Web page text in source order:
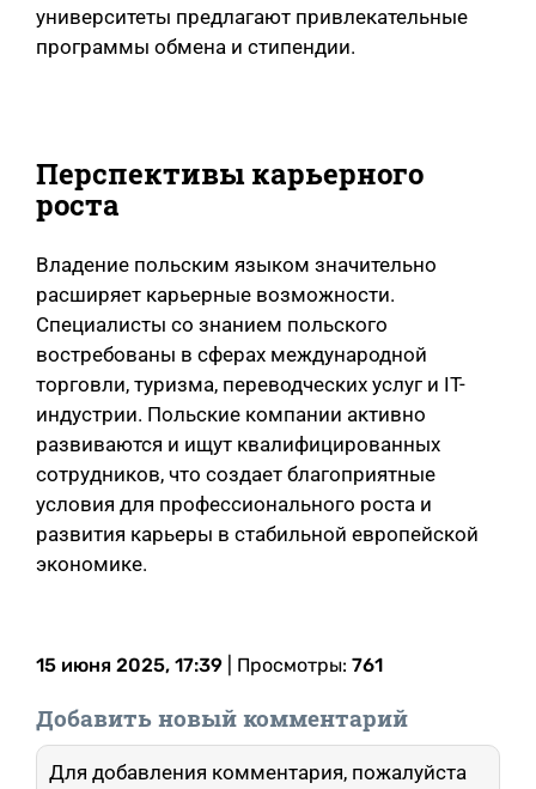
университеты предлагают привлекательные
программы обмена и стипендии.
Перспективы карьерного
роста
Владение польским языком значительно
расширяет карьерные возможности.
Специалисты со знанием польского
востребованы в сферах международной
торговли, туризма, переводческих услуг и IT-
индустрии. Польские компании активно
развиваются и ищут квалифицированных
сотрудников, что создает благоприятные
условия для профессионального роста и
развития карьеры в стабильной европейской
экономике.
15 июня 2025, 17:39 | Просмотры: 761
Добавить новый комментарий
Для добавления комментария, пожалуйста